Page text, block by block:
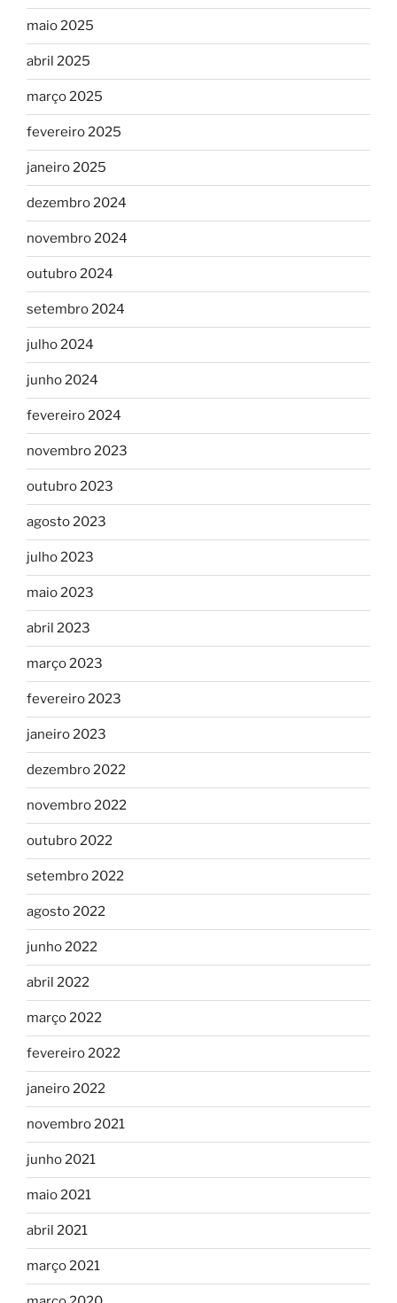
maio 2025
abril 2025
março 2025
fevereiro 2025
janeiro 2025
dezembro 2024
novembro 2024
outubro 2024
setembro 2024
julho 2024
junho 2024
fevereiro 2024
novembro 2023
outubro 2023
agosto 2023
julho 2023
maio 2023
abril 2023
março 2023
fevereiro 2023
janeiro 2023
dezembro 2022
novembro 2022
outubro 2022
setembro 2022
agosto 2022
junho 2022
abril 2022
março 2022
fevereiro 2022
janeiro 2022
novembro 2021
junho 2021
maio 2021
abril 2021
março 2021